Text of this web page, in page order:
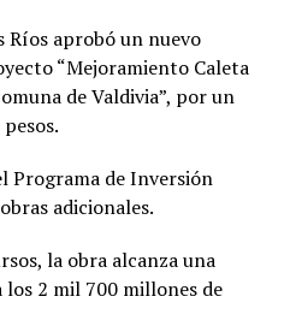
y Aguas Décima en
Ríos aprobó un nuevo
“Mejoramiento Caleta
de Valdivia”, por un
Programa de Inversión
adicionales.
la obra alcanza una
2 mil 700 millones de